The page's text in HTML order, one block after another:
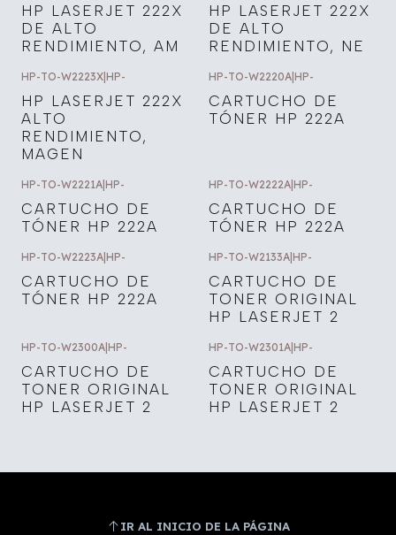
HP LASERJET 222X
DE ALTO
RENDIMIENTO, AM
HP LASERJET 222X
DE ALTO
RENDIMIENTO, NE
HP-TO-W2223X|HP-
HP LASERJET 222X
ALTO
RENDIMIENTO,
MAGEN
HP-TO-W2220A|HP-
CARTUCHO DE
TÓNER HP 222A
HP-TO-W2221A HP-
CARTUCHO DE
TÓNER HP 222A
HP-TO-W2222A HP-
CARTUCHO DE
TÓNER HP 222A
HP-TO-W2223A HP-
CARTUCHO DE
TÓNER HP 222A
HP-TO-W2133A HP-
CARTUCHO DE
TONER ORIGINAL
HP LASERJET 2
HP-TO-W2300A HP-
CARTUCHO DE
TONER ORIGINAL
HP LASERJET 2
HP-TO-W2301A HP-
CARTUCHO DE
TONER ORIGINAL
HP LASERJET 2
IR AL INICIO DE LA PÁGINA